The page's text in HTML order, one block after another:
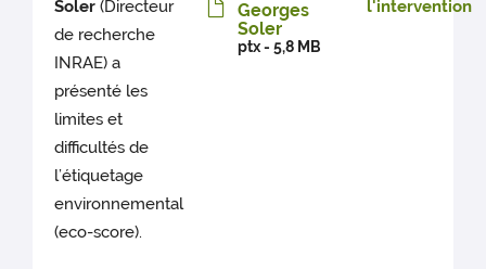
Soler (Directeur
de recherche
INRAE) a
présenté les
limites et
difficultés de
l’étiquetage
environnemental
(eco-score).
Georges
Soler
ptx - 5,8 MB
l'intervention